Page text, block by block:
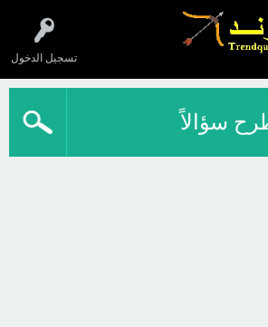
تسجيل الدخول
سؤالاً